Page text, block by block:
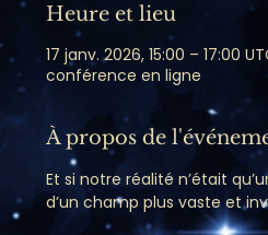
Heure et lieu
17 janv. 2026, 15:00 – 17:00
conférence en ligne
À propos de
Et si notre réalité n’était
d’un champ plus vaste et